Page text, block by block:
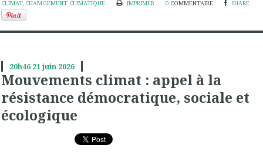
CLIMAT, CHAMGEMENT CLIMATIQUE IMPRIMER 0 COMMENTAIRE SHARE
20h46 21juin 2026
Mouvements climat : appel à la
résistance démocratique, sociale et
écologique